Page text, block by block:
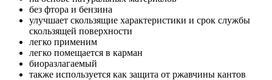
без фтора и бензина
улучшает скользящие характеристики и срок службы
скользящей поверхности
легко применим
легко помещается в карман
биоразлагаемый
также используется как защита от ржавчины кантов